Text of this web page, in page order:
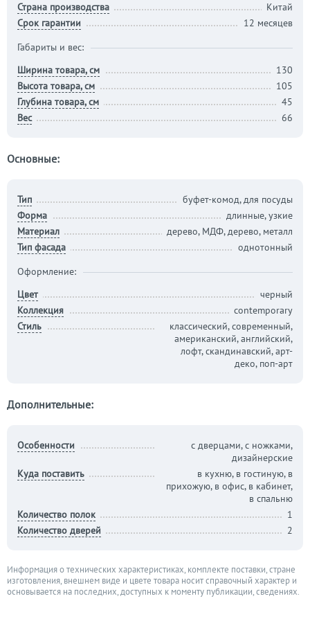
Страна производства
Китай
Срок гарантии
12 месяцев
Габариты и вес:
Ширина товара, см
130
Высота товара, см
105
Глубина товара, см
45
Вес
66
Основные:
Тип
буфет-комод, для посуды
Форма
длинные, узкие
Материал
дерево, МДФ, дерево, металл
Тип фасада
однотонный
Оформление:
Цвет
черный
Коллекция
contemporary
Стиль
классический, современный,
американский, английский,
лофт, скандинавский, арт-
деко, поп-арт
Дополнительные:
Особенности
с дверцами, с ножками,
дизайнерские
Куда поставить
в кухню, в гостиную, в
прихожую, в офис, в кабинет,
в спальню
Количество полок
1
Количество дверей
2
Информация о технических характеристиках, комплекте поставки, стране
изготовления, внешнем виде и цвете товара носит справочный характер и
основывается на последних, доступных к моменту публикации, сведениях.